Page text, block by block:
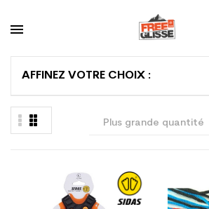
AFFINEZ VOTRE CHOIX :
Plus grande quantité